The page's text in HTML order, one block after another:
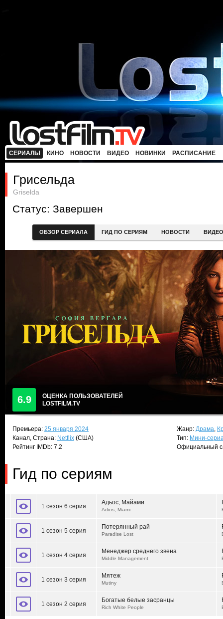
СЕРИАЛЫ КИНО НОВОСТИ ВИДЕО НОВИНКИ РАСПИСАНИЕ
Грисельда
Griselda
Статус: Завершен
ОБЗОР СЕРИАЛА ГИД ПО СЕРИЯМ НОВОСТИ ВИДЕО
6.9
ОЦЕНКА ПОЛЬЗОВАТЕЛЕЙ
LOSTFILM.TV
Премьера: 25 января 2024
Канал, Страна: Netflix (США)
Рейтинг IMDb: 7.2
Жанр: Драма,
Тип: Мини-
Официальный
Гид по сериям
1 сезон 6 серия
Адьос, Майами
Adios, Miami
1 сезон 5 серия
Потерянный рай
Paradise Lost
1 сезон 4 серия
Менеджер среднего звена
Middle Management
1 сезон 3 серия
Мятеж
Mutiny
1 сезон 2 серия
Богатые белые засранцы
Rich White People